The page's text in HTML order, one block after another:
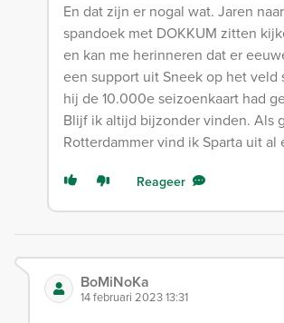
En dat zijn er nogal wat. Jaren
spandoek met DOKKUM zitten
en kan me herinneren dat er
een support uit Sneek op het veld
hij de 10.000e seizoenkaart had
Blijf ik altijd bijzonder vinden. Als
Rotterdammer vind ik Sparta uit al
Reageer
BoMiNoKa
14 februari 2023 13:31